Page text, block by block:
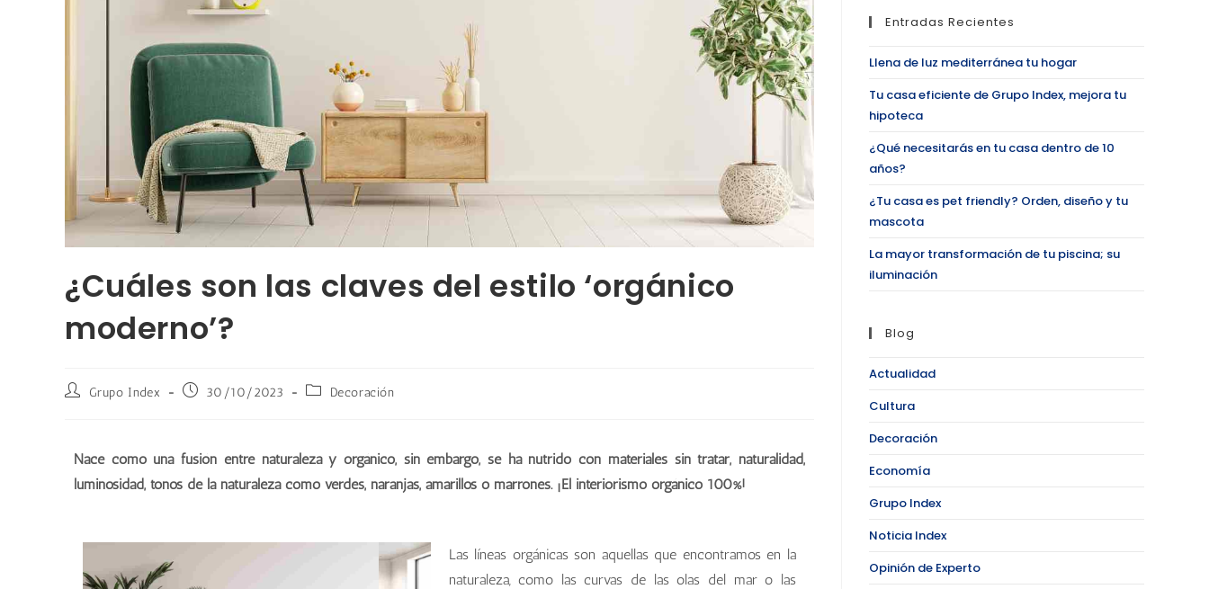
¿Cuáles son las claves del estilo ‘orgánico
moderno’?
Grupo Index 30/10/2023 Decoración
Nace como una fusión entre naturaleza y orgánico, sin embargo, se ha nutrido con materiales sin tratar, naturalidad,
luminosidad, tonos de la naturaleza como verdes, naranjas, amarillos o marrones. ¡El interiorismo orgánico 100%!
Las líneas orgánicas son aquellas que encontramos en la
naturaleza, como las curvas de las olas del mar o las
Entradas Recientes
Llena de luz mediterránea tu hogar
Tu casa eficiente de Grupo Index, mejora tu
hipoteca
¿Qué necesitarás en tu casa dentro de 10
años?
¿Tu casa es pet friendly? Orden, diseño y tu
mascota
La mayor transformación de tu piscina; su
iluminación
Blog
Actualidad
Cultura
Decoración
Economía
Grupo Index
Noticia Index
Opinión de Experto